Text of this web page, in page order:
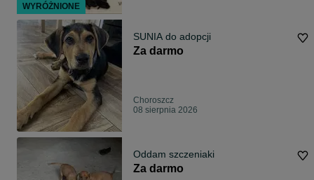
SUNIA do adopcji
Za darmo
Choroszcz
08 sierpnia 2026
Oddam szczeniaki
Za darmo
WYRÓŻNIONE